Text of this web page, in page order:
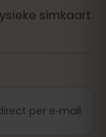
simkaart.
per e‑mail